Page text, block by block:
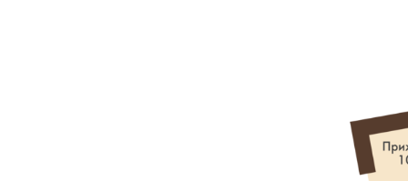
Здесь царит атмосфера
головокружительные виды на